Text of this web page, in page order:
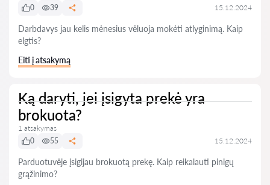
0
39 15.12.2024
Darbdavys jau kelis mėnesius vėluoja mokėti atlyginimą. Kaip
elgtis?
Eiti į atsakymą
Ką daryti, jei įsigyta prekė yra
brokuota?
1 atsakymas
0
55 15.12.2024
Parduotuvėje įsigijau brokuotą prekę. Kaip reikalauti pinigų
grąžinimo?